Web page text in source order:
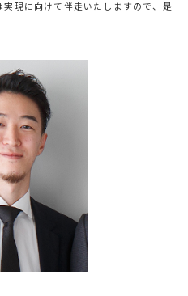
現に向けて伴走いたしますので、是